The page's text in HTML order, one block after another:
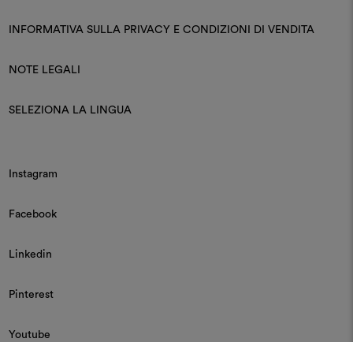
INFORMATIVA SULLA PRIVACY E CONDIZIONI DI VENDITA
NOTE LEGALI
SELEZIONA LA LINGUA
Instagram
Facebook
Linkedin
Pinterest
Youtube